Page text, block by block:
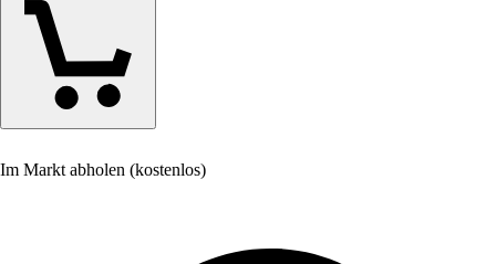
Im Markt abholen (kostenlos)